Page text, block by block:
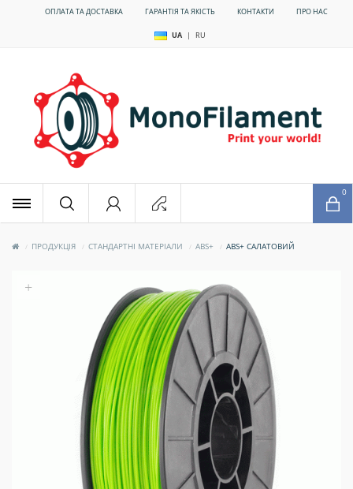
ОПЛАТА ТА ДОСТАВКА ГАРАНТІЯ ТА ЯКІСТЬ КОНТАКТИ ПРО НАС
UA | RU
0
ПРОДУКЦІЯ СТАНДАРТНІ МАТЕРІАЛИ ABS+ ABS+ САЛАТОВИЙ
+